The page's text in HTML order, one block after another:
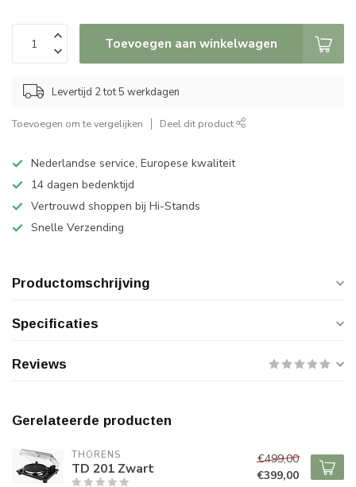
Toevoegen aan winkelwagen
Levertijd 2 tot 5 werkdagen
Toevoegen om te vergelijken Deel dit product
Nederlandse service, Europese kwaliteit
14 dagen bedenktijd
Vertrouwd shoppen bij Hi-Stands
Snelle Verzending
Productomschrijving
Specificaties
Reviews
Gerelateerde producten
THORENS
TD 201 Zwart
€499,00
€399,00